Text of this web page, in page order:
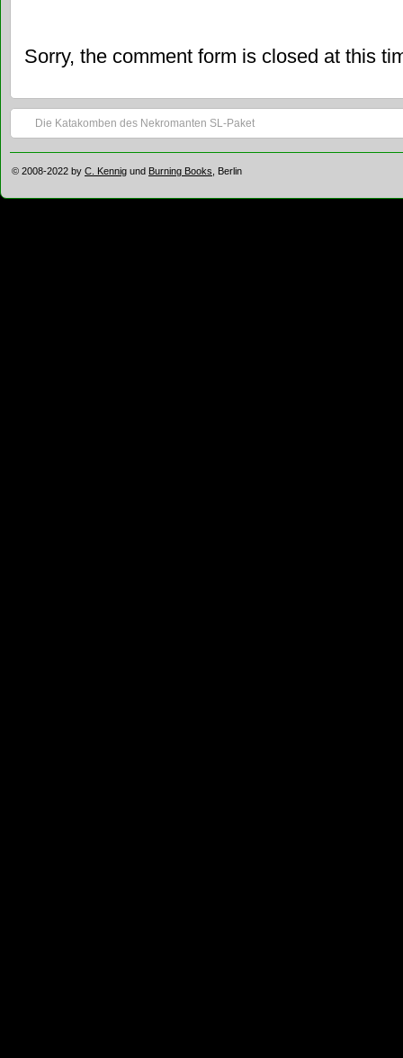
Sorry, the comment form is closed at this
Die Katakomben des Nekromanten SL-Paket
© 2008-2022 by C. Kennig und Burning Books, Berlin